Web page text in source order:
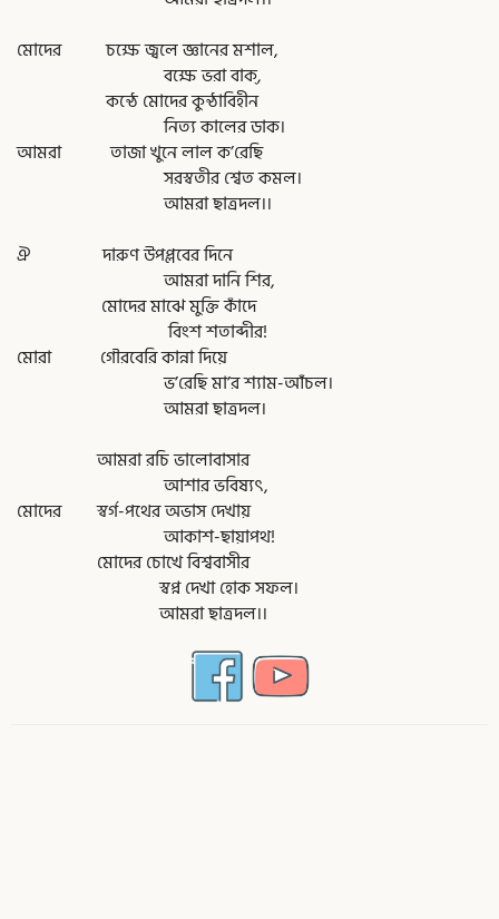
মোদের চক্ষে জ্বলে জ্ঞানের মশাল,
বক্ষে ভরা বাক্,
কন্ঠে মোদের কুন্ঠাবিহীন
নিত্য কালের ডাক।
আমরা তাজা খুনে লাল ক’রেছি
সরস্বতীর শ্বেত কমল।
আমরা ছাত্রদল।।
ঐ দারুণ উপপ্লবের দিনে
আমরা দানি শির,
মোদের মাঝে মুক্তি কাঁদে
বিংশ শতাব্দীর!
মোরা গৌরবেরি কান্না দিয়ে
ভ’রেছি মা’র শ্যাম-আঁচল।
আমরা ছাত্রদল।
আমরা রচি ভালোবাসার
আশার ভবিষ্যৎ,
মোদের স্বর্গ-পথের অভাস দেখায়
আকাশ-ছায়াপথ!
মোদের চোখে বিশ্ববাসীর
স্বপ্ন দেখা হোক সফল।
আমরা ছাত্রদল।।